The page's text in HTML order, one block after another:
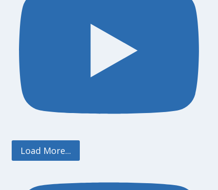
Load More...